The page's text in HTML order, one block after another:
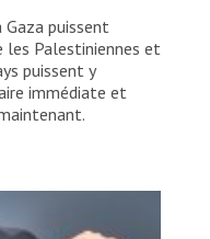
puissent
les Palestiniennes et
puissent y
immédiate et